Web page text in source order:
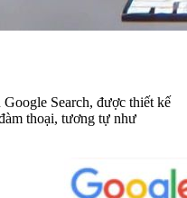
Search, được thiết kế
thoại, tương tự như